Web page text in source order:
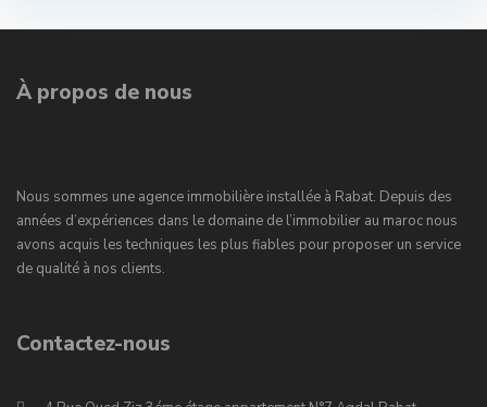
À propos de nous
Nous sommes une agence immobilière installée à Rabat. Depuis des
années d’expériences dans le domaine de l’immobilier au maroc nous
avons acquis les techniques les plus fiables pour proposer un service
de qualité à nos clients.
Contactez-nous